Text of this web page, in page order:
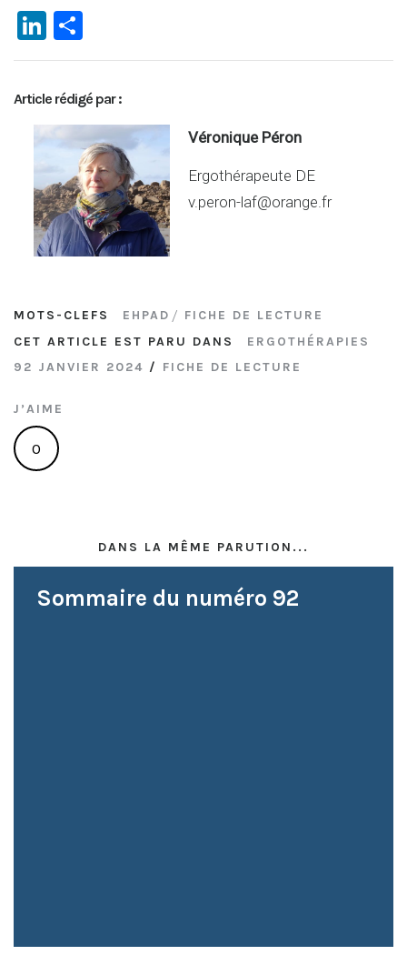
Li
n
ke
dI
n
ar
ta
g
er
Article rédigé par :
Véronique Péron
Ergothérapeute DE
v.peron-laf@orange.fr
MOTS-CLEFS EHPAD
FICHE DE LECTURE
CET ARTICLE EST PARU DANS
ERGOTHÉRAPIES
92 JANVIER 2024 / FICHE DE LECTURE
J’AIME
0
DANS LA MÊME PARUTION...
Sommaire du numéro 92